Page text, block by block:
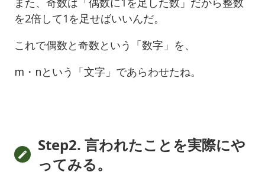
を2倍して1を足せばいいんだ。
これで偶数と奇数という「数字」を、
m・nという「文字」であらわせたね。
Step2. 言われたことを実際にや
ってみる。